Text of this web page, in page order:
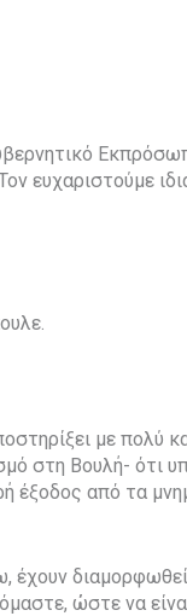
ευχαριστούμε
με πολύ
στη Βουλή- ότι
έξοδος από τα
έχουν
ώστε να